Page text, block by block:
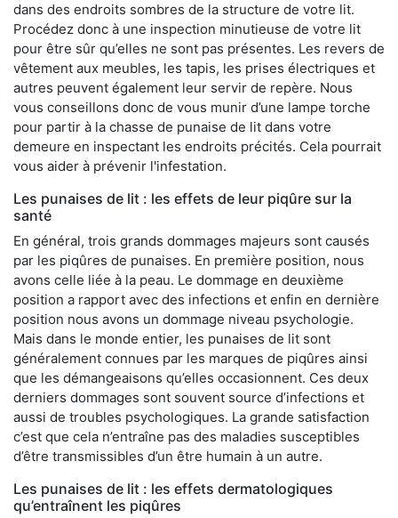
dans des endroits sombres de la structure de votre lit.
Procédez donc à une inspection minutieuse de votre lit
pour être sûr qu’elles ne sont pas présentes. Les revers de
vêtement aux meubles, les tapis, les prises électriques et
autres peuvent également leur servir de repère. Nous
vous conseillons donc de vous munir d’une lampe torche
pour partir à la chasse de punaise de lit dans votre
demeure en inspectant les endroits précités. Cela pourrait
vous aider à prévenir l'infestation.
Les punaises de lit : les effets de leur piqûre sur la
santé
En général, trois grands dommages majeurs sont causés
par les piqûres de punaises. En première position, nous
avons celle liée à la peau. Le dommage en deuxième
position a rapport avec des infections et enfin en dernière
position nous avons un dommage niveau psychologie.
Mais dans le monde entier, les punaises de lit sont
généralement connues par les marques de piqûres ainsi
que les démangeaisons qu’elles occasionnent. Ces deux
derniers dommages sont souvent source d’infections et
aussi de troubles psychologiques. La grande satisfaction
c’est que cela n’entraîne pas des maladies susceptibles
d’être transmissibles d’un être humain à un autre.
Les punaises de lit : les effets dermatologiques
qu’entraînent les piqûres